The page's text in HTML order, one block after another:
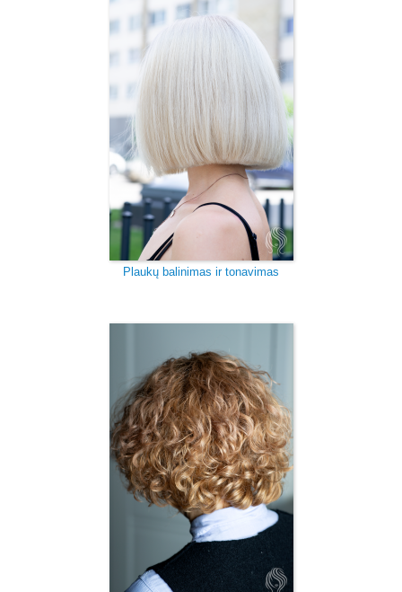
Plaukų balinimas ir tonavimas